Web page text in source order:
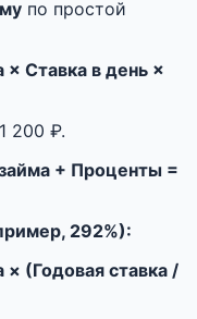
по простой
Ставка в день ×
200 ₽.
+ Проценты =
292%):
(Годовая ставка /